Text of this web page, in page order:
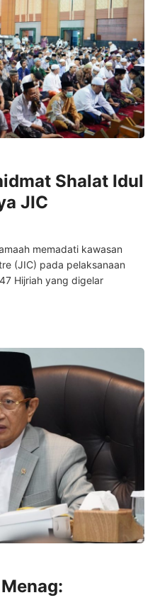
Shalat Idul
JIC
memadati kawasan
(JIC) pada pelaksanaan
Hijriah yang digelar